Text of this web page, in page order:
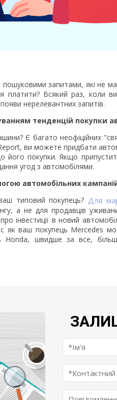
запитами, які не
Всякий раз, коли
нерелевантних запитів.
тенденцій покупки
Є багато неофіційних
ви можете придбати
його покупки. Якщо
угод з автомобілями.
автомобільних
типовий покупець? Для
а не для продавців
інвестиції в новий
як ваш покупець Mercedes
Honda, швидше за все,